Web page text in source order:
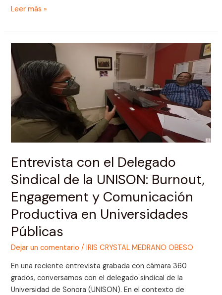
Leer más »
Entrevista con el Delegado
Sindical de la UNISON: Burnout,
Engagement y Comunicación
Productiva en Universidades
Públicas
Dejar un comentario /IRIS CRYSTAL MEDRANO OBESO
En una reciente entrevista grabada con cámara 360
grados, conversamos con el delegado sindical de la
Universidad de Sonora (UNISON). En el contexto de
Entrevista
con
el
Delegado
Sindical
de
la
Burnout,
Engagement
y
Comunicación
Productiva
en
Universidades
Públicas